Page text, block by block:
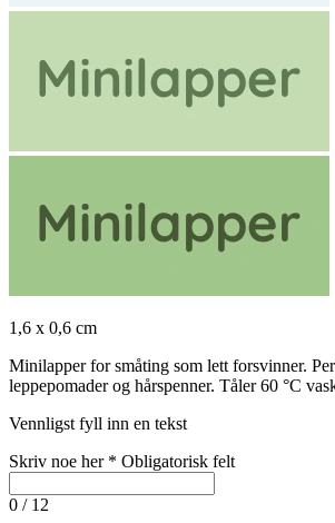
1,6 x 0,6 cm
Minilapper for småting som lett forsvinner.
leppepomader og hårspenner. Tåler 60 °C
Vennligst fyll inn en tekst
Skriv noe her * Obligatorisk felt
0 / 12